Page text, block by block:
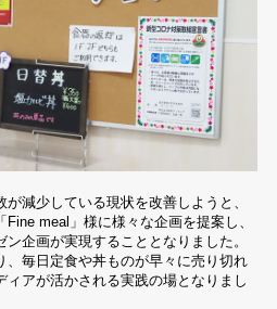
減少している現状を改善しようと、
meal」様に様々な企画を提案し、
企画が実現することとなりました。
、毎日定食や丼ものが早々に売り切れ
ィアが活かされる実践の場となりまし